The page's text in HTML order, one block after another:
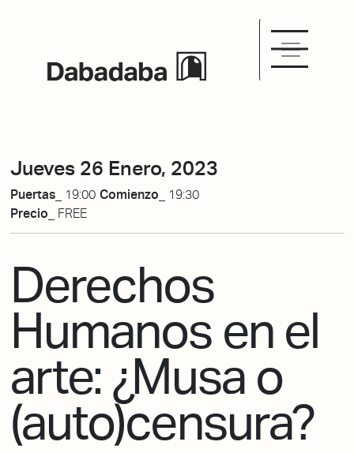
Jueves 26 Enero, 2023
Puertas_ 19:00 Comienzo_
19:30
Precio_
FREE
Derechos
Humanos en el
arte: ¿Musa o
(auto)censura?